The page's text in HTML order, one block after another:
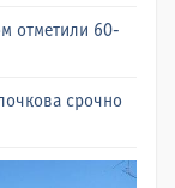
отметили 60-
срочно